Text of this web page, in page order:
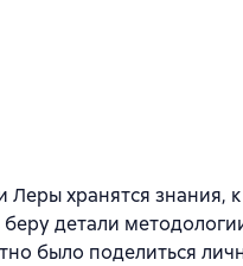
хранятся знания,
детали
было поделиться